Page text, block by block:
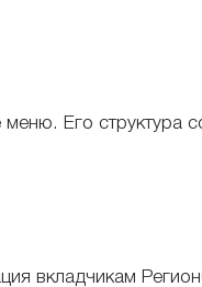
меню. Его
вкладчикам